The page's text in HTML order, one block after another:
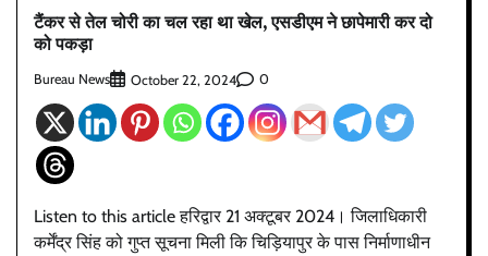
टैंकर से तेल चोरी का चल रहा था खेल, एसडीएम ने छापेमारी कर दो
को पकड़ा
Bureau News October 22, 2024 0
Listen to this article हरिद्वार 21 अक्टूबर 2024। जिलाधिकारी
कर्मेंद्र सिंह को गुप्त सूचना मिली कि चिड़ियापुर के पास निर्माणाधीन